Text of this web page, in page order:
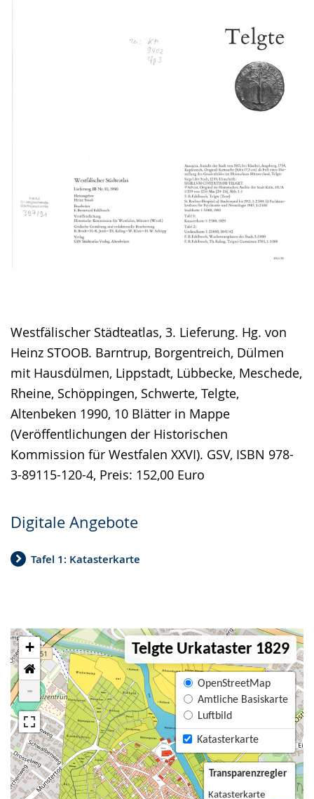
Westfälischer Städteatlas, 3. Lieferung. Hg. von
Heinz STOOB. Barntrup, Borgentreich, Dülmen
mit Hausdülmen, Lippstadt, Lübbecke, Meschede,
Rheine, Schöppingen, Schwerte, Telgte,
Altenbeken 1990, 10 Blätter in Mappe
(Veröffentlichungen der Historischen
Kommission für Westfalen XXVI). GSV, ISBN 978-
3-89115-120-4, Preis: 152,00 Euro
Digitale Angebote
Tafel 1: Katasterkarte